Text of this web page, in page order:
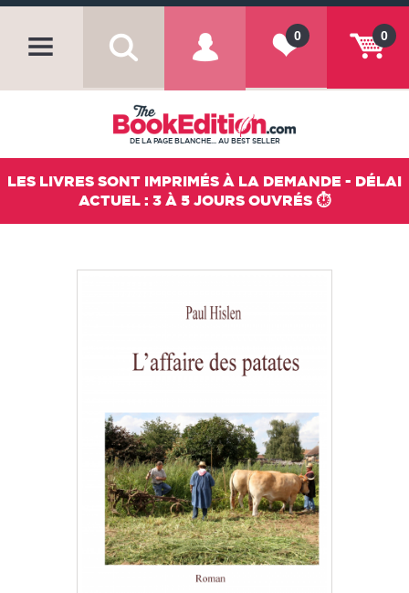
0
0
DE LA PAGE BLANCHE... AU BEST SELLER
LES LIVRES SONT IMPRIMÉS À LA DEMANDE - DÉLAI
ACTUEL : 3 À 5 JOURS OUVRÉS ⏱️